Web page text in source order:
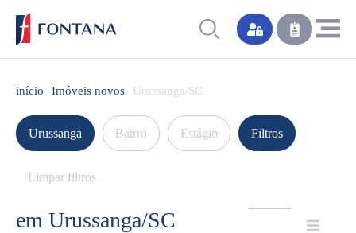
início Imóveis novos Urussanga/SC
Urussanga Bairro Estágio Filtros
Limpar filtros
em Urussanga/SC